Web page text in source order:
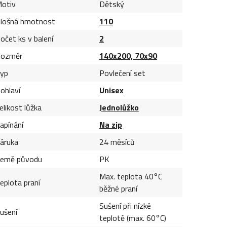
Dětský
hmotnost
110
ks v balení
2
140x200, 70x90
Povlečení set
Unisex
lůžka
Jednolůžko
Na zip
24 měsíců
původu
PK
praní
Max. teplota 40°C
běžné praní
Sušení při nízké
teplotě (max. 60°C)